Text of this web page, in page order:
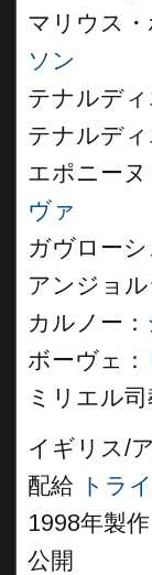
マリウス・
ソン
テナルディ
テナルディ
エポニーヌ
ヴァ
ガヴロー
アンジョル
カルノー：
ボーヴェ：
ミリエル司
イギリス/
配給 トラ
1998年製
公開